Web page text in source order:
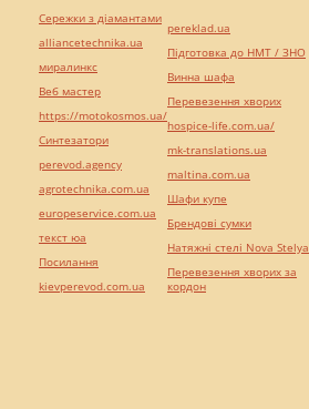
Сережки з діамантами
alliancetechnika.ua
миралинкс
Веб мастер
https://motokosmos.ua/
Синтезатори
perevod.agency
agrotechnika.com.ua
europeservice.com.ua
текст юа
Посилання
kievperevod.com.ua
pereklad.ua
Підготовка до НМТ / ЗНО
Винна шафа
Перевезення хворих
hospice-life.com.ua/
mk-translations.ua
maltina.com.ua
Шафи купе
Брендові сумки
Натяжні стелі Nova Stelya
Перевезення хворих за
кордон